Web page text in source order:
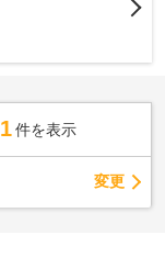
件を表示
変更